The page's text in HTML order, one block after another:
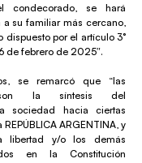
condecorado, se hará
su familiar más cercano,
por el artículo 3°
de febrero de 2025″.
se remarcó que “las
son la síntesis del
sociedad hacia ciertas
ARGENTINA, y
libertad y/o los demás
en la Constitución